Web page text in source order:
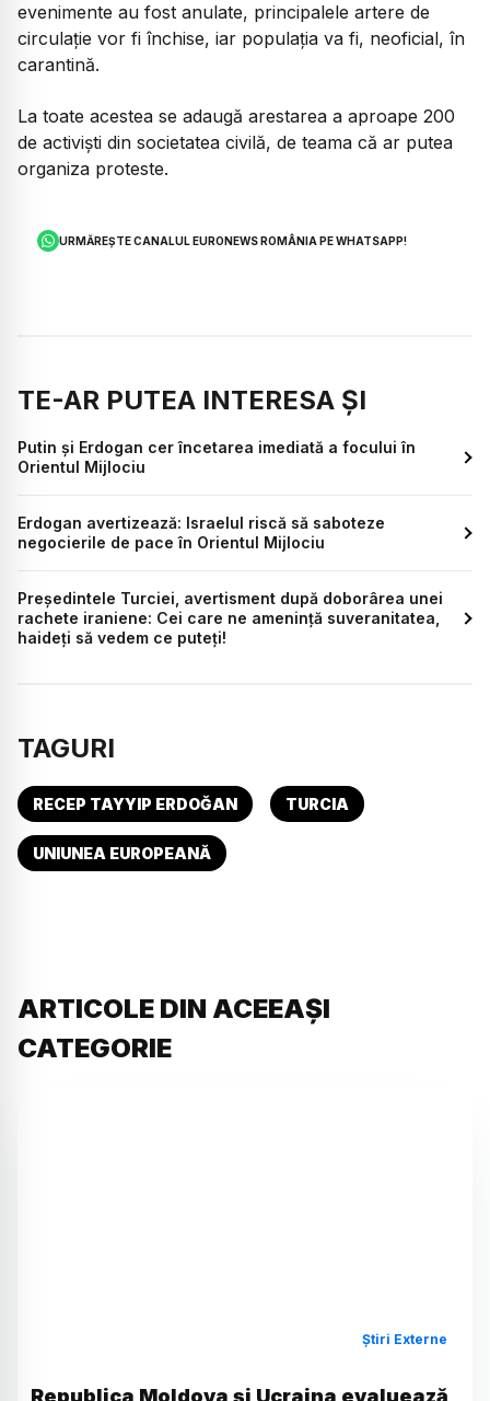
evenimente au fost anulate, principalele artere de
circulație vor fi închise, iar populația va fi, neoficial, în
carantină.
La toate acestea se adaugă arestarea a aproape 200
de activiști din societatea civilă, de teama că ar putea
organiza proteste.
URMĂREȘTE CANALUL EURONEWS ROMÂNIA PE WHATSAPP!
TE-AR PUTEA INTERESA ȘI
Putin și Erdogan cer încetarea imediată a focului în
Orientul Mijlociu
Erdogan avertizează: Israelul riscă să saboteze
negocierile de pace în Orientul Mijlociu
Președintele Turciei, avertisment după doborârea unei
rachete iraniene: Cei care ne amenință suveranitatea,
haideți să vedem ce puteți!
TAGURI
RECEP TAYYIP ERDOĞAN TURCIA
UNIUNEA EUROPEANĂ
ARTICOLE DIN ACEEAȘI
CATEGORIE
Știri Externe
Republica Moldova și Ucraina evaluează